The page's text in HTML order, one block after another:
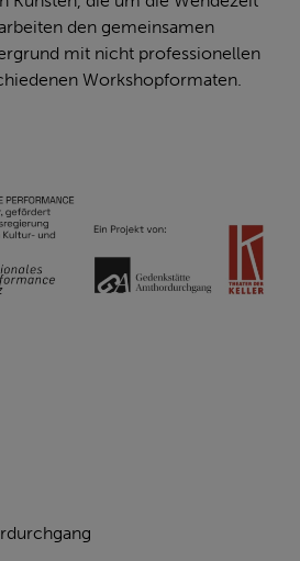
den gemeinsamen
mit nicht professionellen
Workshopformaten.